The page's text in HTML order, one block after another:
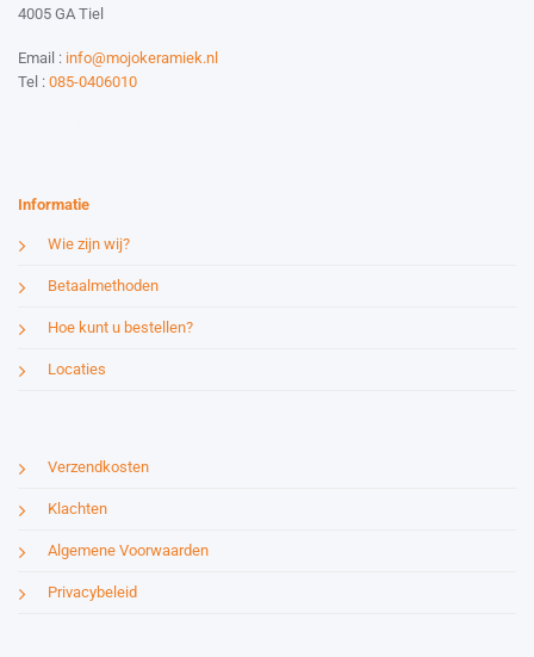
4005 GA Tiel
Email : info@mojokeramiek.nl
Tel : 085-0406010
Informatie
Wie zijn wij?
Betaalmethoden
Hoe kunt u bestellen?
Locaties
Verzendkosten
Klachten
Algemene Voorwaarden
Privacybeleid